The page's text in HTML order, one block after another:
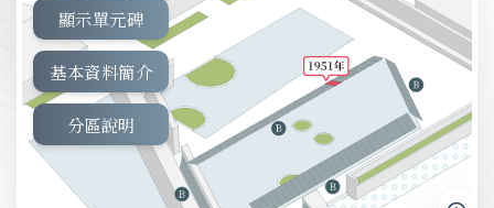
顯示單元碑
基本資料簡介
分區說明